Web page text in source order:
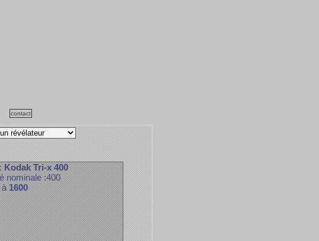
contact
:Kodak Tri-x 400
nominale :400
à1600